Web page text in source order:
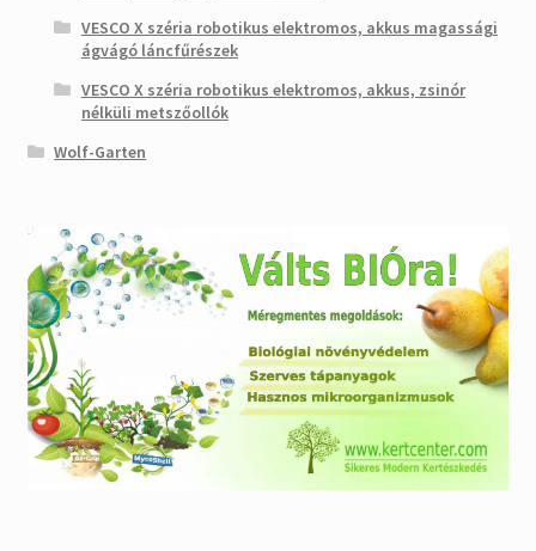
VESCO X széria robotikus elektromos, akkus magassági
ágvágó láncfűrészek
VESCO X széria robotikus elektromos, akkus, zsinór
nélküli metszőollók
Wolf-Garten